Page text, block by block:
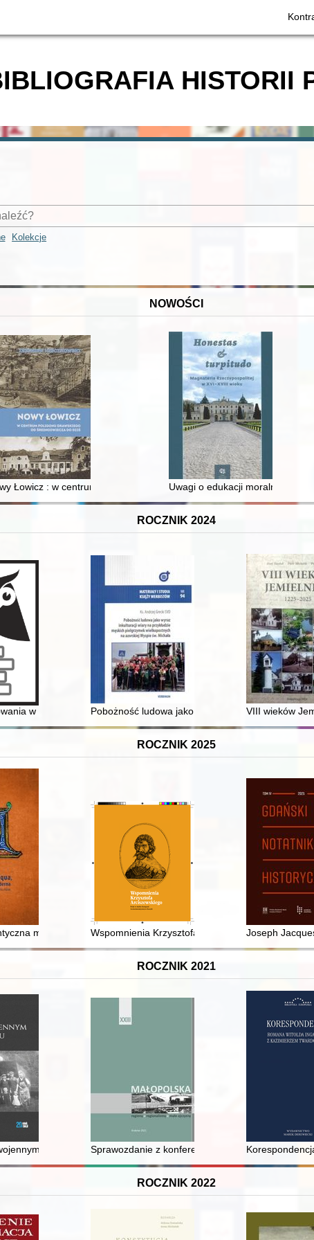
HISTORII
Kolekcje
NOWOŚCI
Łowicz : w centrum poligonu drawskiego od średniowiecza do dziś
Uwagi o edukacji moralnej
ROCZNIK 2024
history of a national symbol
w rodzinie luterańskiej w piśmiennictwie staropolskim XVI i XVII
Pobożność ludowa jako wyraz inkulturacji wiary :
VIII wieków
ROCZNIK 2025
kobiet znikających z nauki-sztuki-kultury-edukacji-polityki" (Instytut
medycyna Wspomnienia Krzysztofa Arciszewskiego : Polak w
Joseph
ROCZNIK 2021
Rybniku Sprawozdanie z konferencji pt. Kultura i historia
ROCZNIK 2022